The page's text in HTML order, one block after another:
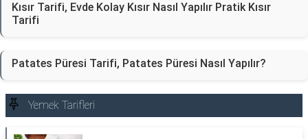
Kısır Tarifi, Evde Kolay Kısır Nasıl Yapılır Pratik Kısır
Tarifi
Patates Püresi Tarifi, Patates Püresi Nasıl Yapılır?
Yemek Tarifleri